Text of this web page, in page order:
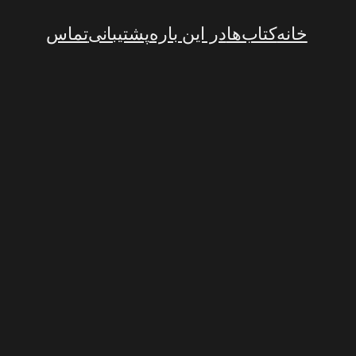
خانهکتاب‌هادر این بارهپشتیبانیتماس